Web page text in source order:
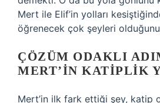
Mert ile Elif’in yolları
öğrenecek çok şeyleri
ÇÖZÜM ODAKLI
MERT’IN KATIPLIK
Mert’in ilk fark ettiği şey, katip